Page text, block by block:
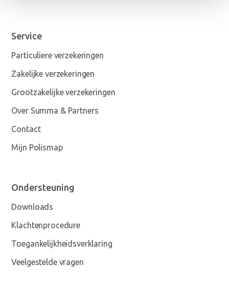
Service
Particuliere verzekeringen
Zakelijke verzekeringen
Grootzakelijke verzekeringen
Over Summa & Partners
Contact
Mijn Polismap
Ondersteuning
Downloads
Klachtenprocedure
Toegankelijkheidsverklaring
Veelgestelde vragen